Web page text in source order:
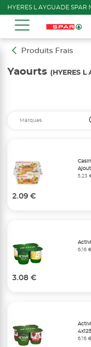
HYERES L AYGUADE SPAR
Produits Frais
Yaourts (HYERES L
5,23
2.09 €
6,16
3.08 €
6,16